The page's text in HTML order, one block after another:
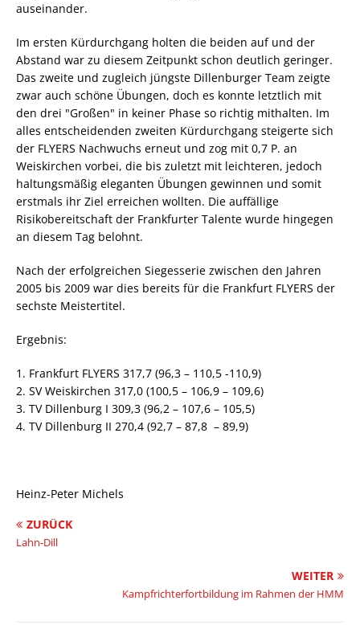
auseinander.
Im ersten Kürdurchgang holten die beiden auf und der
Abstand war zu diesem Zeitpunkt schon deutlich geringer.
Das zweite und zugleich jüngste Dillenburger Team zeigte
zwar auch schöne Übungen, doch es konnte letztlich mit
den drei "Großen" in keiner Phase so richtig mithalten. Im
alles entscheidenden zweiten Kürdurchgang steigerte sich
der FLYERS Nachwuchs erneut und zog mit 0,7 P. an
Weiskirchen vorbei, die bis zuletzt mit leichteren, jedoch
haltungsmäßig eleganten Übungen gewinnen und somit
erstmals ihr Ziel erreichen wollten. Die auffällige
Risikobereitschaft der Frankfurter Talente wurde hingegen
an diesem Tag belohnt.
Nach der erfolgreichen Siegesserie zwischen den Jahren
2005 bis 2009 war dies bereits für die Frankfurt FLYERS der
sechste Meistertitel.
Ergebnis:
1. Frankfurt FLYERS 317,7 (96,3 – 110,5 -110,9)
2. SV Weiskirchen 317,0 (100,5 – 106,9 – 109,6)
3. TV Dillenburg I 309,3 (96,2 – 107,6 – 105,5)
4. TV Dillenburg II 270,4 (92,7 – 87,8 – 89,9)
Heinz-Peter Michels
ZURÜCK
Lahn-Dill
WEITER
Kampfrichterfortbildung im Rahmen der HMM